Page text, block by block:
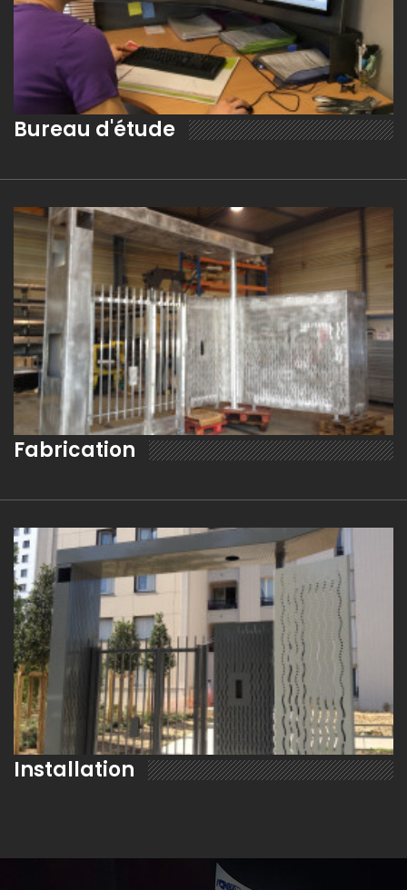
EN SAVOIR PLUS
Bureau d'étude
EN SAVOIR PLUS
Fabrication
EN SAVOIR PLUS
Installation